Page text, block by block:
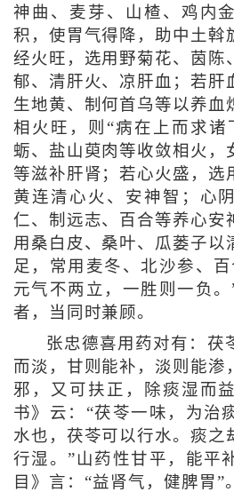
神曲、麦芽、山楂、鸡内
积，使胃气得降，助中土斡
经火旺，选用野菊花、茵陈
郁、清肝火、凉肝血；若肝
生地黄、制何首乌等以养血
相火旺，则“病在上而求诸
蛎、盐山萸肉等收敛相火，
等滋补肝肾；若心火盛，选
黄连清心火、安神智；心
仁、制远志、百合等养心安
用桑白皮、桑叶、瓜蒌子以
足，常用麦冬、北沙参、
元气不两立，一胜则一负
者，当同时兼顾。
张忠德喜用药对有：茯
而淡，甘则能补，淡则能渗
邪，又可扶正，除痰湿而
书》云：“茯苓一味，为治
水也，茯苓可以行水。痰之
行湿。”山药性甘平，能平
目》言：“益肾气，健脾胃”